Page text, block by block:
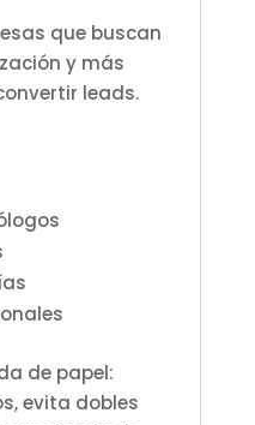
que buscan
y más
leads.
de papel:
evita dobles